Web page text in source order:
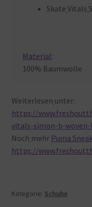
Skate Vitals
Material:
100% Baumwolle
Weiterlesen unter:
https://
vitals-simon-b-
Noch mehr Puma
https://
Kategorie: Schuhe